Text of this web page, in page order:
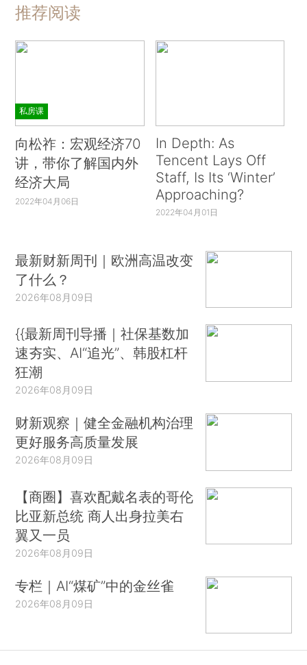
推荐阅读
私房课
向松祚：宏观经济70
讲，带你了解国内外
经济大局
2022年04月06日
In Depth: As
Tencent Lays Off
Staff, Is Its ‘Winter’
Approaching?
2022年04月01日
最新财新周刊｜欧洲高温改变
了什么？
2026年08月09日
{{最新周刊导播｜社保基数加
速夯实、AI“追光”、韩股杠杆
狂潮
2026年08月09日
财新观察｜健全金融机构治理
更好服务高质量发展
2026年08月09日
【商圈】喜欢配戴名表的哥伦
比亚新总统 商人出身拉美右
翼又一员
2026年08月09日
专栏｜AI“煤矿”中的金丝雀
2026年08月09日